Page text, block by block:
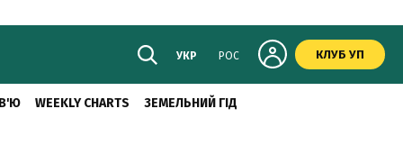
УКР РОС КЛУБ УП
WEEKLY CHARTS ЗЕМЕЛЬНИЙ ГІД